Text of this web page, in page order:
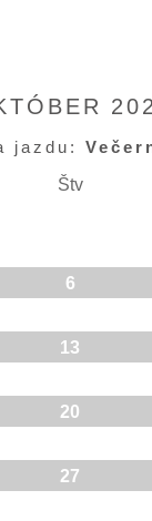
jazdu:
Štv
6
13
20
27